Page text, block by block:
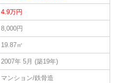
4.9万円
8,000円
19.87㎡
2007年 5月 (築19年)
マンション/鉄骨造